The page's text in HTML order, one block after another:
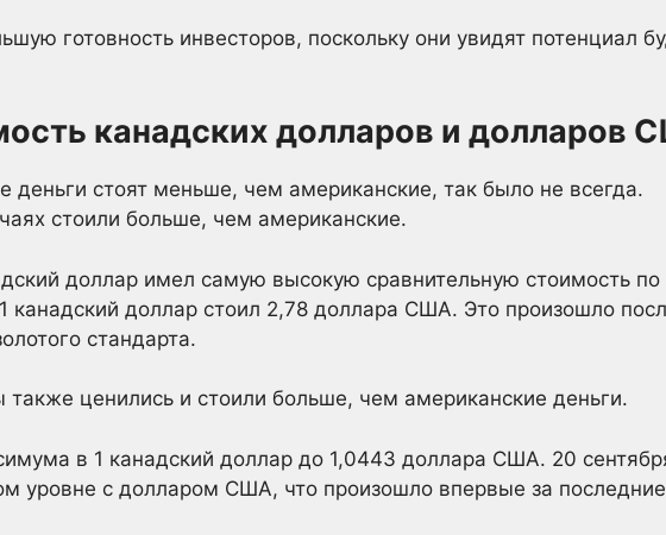
готовность инвесторов, поскольку они увидят потенциал
канадских долларов и долларов
деньги стоят меньше, чем американские, так было не всегда.
стоили больше, чем американские.
доллар имел самую высокую сравнительную стоимость по
доллар стоил 2,78 доллара США. Это произошло
стандарта.
ценились и стоили больше, чем американские деньги.
в 1 канадский доллар до 1,0443 доллара США. 20
уровне с долларом США, что произошло впервые за